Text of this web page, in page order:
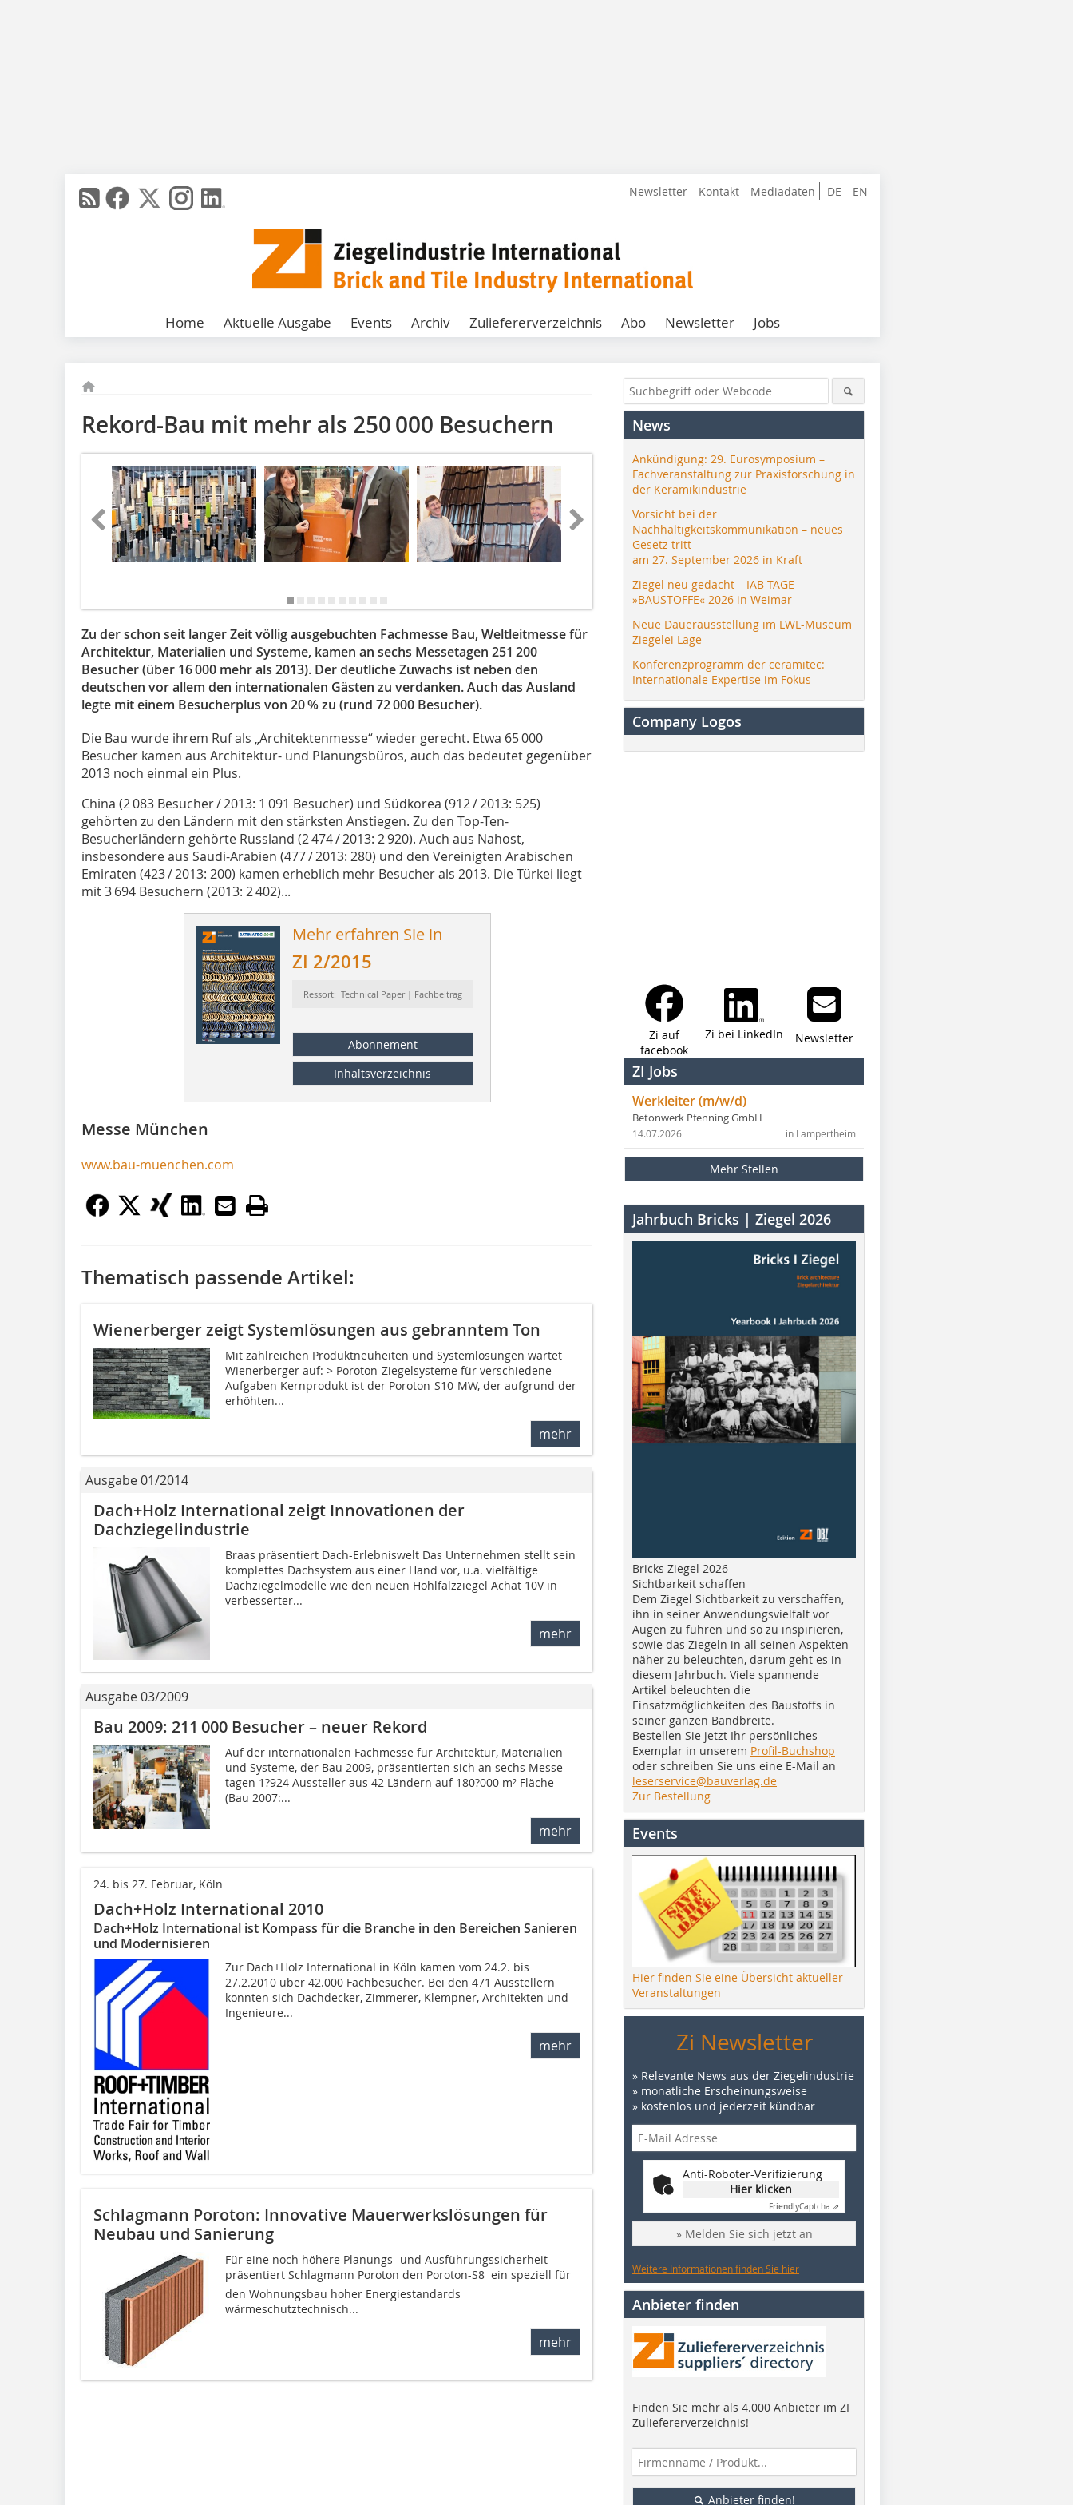
DE EN
Newsletter Kontakt Mediadaten
Home Aktuelle Ausgabe Events Archiv Zuliefererverzeichnis Abo Newsletter Jobs
Rekord-Bau mit mehr als 250 000 Besuchern
Zu der schon seit langer Zeit völlig ausgebuchten Fachmesse Bau, Weltleitmesse für
Architektur, Materialien und Systeme, kamen an sechs Messetagen 251 200
Besucher (über 16 000 mehr als 2013). Der deutliche Zuwachs ist neben den
deutschen vor allem den internationalen Gästen zu verdanken. Auch das Ausland
legte mit einem Besucherplus von 20 % zu (rund 72 000 Besucher).
Die Bau wurde ihrem Ruf als „Architektenmesse“ wieder gerecht. Etwa 65 000
Besucher kamen aus Architektur- und Planungsbüros, auch das bedeutet gegenüber
2013 noch einmal ein Plus.
China (2 083 Besucher / 2013: 1 091 Besucher) und Südkorea (912 / 2013: 525)
gehörten zu den Ländern mit den stärksten Anstiegen. Zu den Top-Ten-
Besucherländern gehörte Russland (2 474 / 2013: 2 920). Auch aus Nahost,
insbesondere aus ­Saudi-Arabien (477 / 2013: 280) und den Vereinigten Arabischen
Emiraten (423 / 2013: 200) kamen erheblich mehr Besucher als 2013. Die Türkei liegt
mit 3 694 Besuchern (2013: 2 402)...
Mehr erfahren Sie in
ZI 2/2015
Ressort: Technical Paper | Fachbeitrag
Abonnement
Inhaltsverzeichnis
Messe München
www.bau-muenchen.com
Thematisch passende Artikel:
Wienerberger zeigt Systemlösungen aus gebranntem Ton
Mit zahlreichen Produktneuheiten und Systemlösungen wartet
Wienerberger auf: > Poroton-Ziegelsysteme für verschiedene
Aufgaben Kernprodukt ist der Poroton-S10-MW, der aufgrund der
erhöhten...
mehr
Ausgabe 01/2014
Dach+Holz International zeigt Innovationen der
Dachziegelindustrie
Braas präsentiert Dach-Erlebniswelt Das Unternehmen stellt sein
komplettes Dachsystem aus einer Hand vor, u.a. vielfältige
Dachziegelmodelle wie den neuen Hohlfalzziegel Achat 10V in
verbesserter...
mehr
Ausgabe 03/2009
Bau 2009: 211 000 Besucher – neuer Rekord
Auf der internationalen Fachmesse für Architektur, Materialien
und Systeme, der Bau 2009, präsentierten sich an sechs Messe-
tagen 1?924 Aussteller aus 42 Ländern auf 180?000 m² Fläche
(Bau 2007:...
mehr
24. bis 27. Februar, Köln
Dach+Holz International 2010
Dach+Holz International ist Kompass für die Branche in den Bereichen Sanieren
und Modernisieren
Zur Dach+Holz International in Köln kamen vom 24.2. bis
27.2.2010 über 42.000 Fachbesucher. Bei den 471 Ausstellern
konnten sich Dachdecker, Zimmerer, Klempner, Architekten und
In­genieure...
mehr
Schlagmann Poroton: Innovative Mauerwerkslösungen für
Neubau und Sanierung
Für eine noch höhere Planungs- und Ausführungssicherheit
präsentiert Schlagmann Poroton den Poroton-S8  ein speziell für
den Wohnungsbau hoher Energiestandards
wärmeschutztechnisch...
mehr
News
Ankündigung: 29. Eurosymposium –
Fachveranstaltung zur Praxisforschung in
der Keramikindustrie
Vorsicht bei der
Nachhaltigkeitskommunikation – neues
Gesetz tritt
am 27. September 2026 in Kraft
Ziegel neu gedacht – IAB-TAGE
»BAUSTOFFE« 2026 in Weimar
Neue Dauerausstellung im LWL-Museum
Ziegelei Lage
Konferenzprogramm der ceramitec:
Internationale Expertise im Fokus
Company Logos
Zi auf
facebook
Zi bei LinkedIn Newsletter
ZI Jobs
Werkleiter (m/w/d)
Betonwerk Pfenning GmbH
in Lampertheim
14.07.2026
Mehr Stellen
Jahrbuch Bricks | Ziegel 2026
Bricks Ziegel 2026 -
Sichtbarkeit schaffen
Dem Ziegel Sichtbarkeit zu verschaffen,
ihn in seiner Anwendungsvielfalt vor
Augen zu führen und so zu inspirieren,
sowie das Ziegeln in all seinen Aspekten
näher zu beleuchten, darum geht es in
diesem Jahrbuch. Viele spannende
Artikel beleuchten die
Einsatzmöglichkeiten des Baustoffs in
seiner ganzen Bandbreite.
Bestellen Sie jetzt Ihr persönliches
Exemplar in unserem Profil-Buchshop
oder schreiben Sie uns eine E-Mail an
leserservice@bauverlag.de
Zur Bestellung
Events
Hier finden Sie eine Übersicht aktueller
Veranstaltungen
Zi Newsletter
» Relevante News aus der Ziegelindustrie
» monatliche Erscheinungsweise
» kostenlos und jederzeit kündbar
Anti-Roboter-Verifizierung
Hier klicken
FriendlyCaptcha ⇗
» Melden Sie sich jetzt an
Weitere Informationen finden Sie hier
Anbieter finden
Finden Sie mehr als 4.000 Anbieter im ZI
Zuliefererverzeichnis!
Anbieter finden!